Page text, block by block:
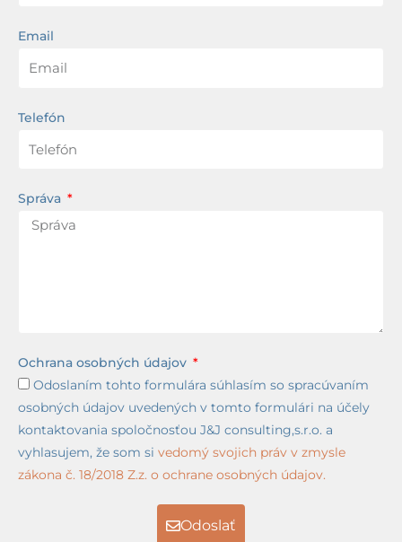
Email
Telefón
Správa
Ochrana osobných údajov
Odoslaním tohto formulára súhlasím so spracúvaním
osobných údajov uvedených v tomto formulári na účely
kontaktovania spoločnosťou J&J consulting,s.r.o. a
vyhlasujem, že som si vedomý svojich práv v zmysle
zákona č. 18/2018 Z.z. o ochrane osobných údajov.
Odoslať